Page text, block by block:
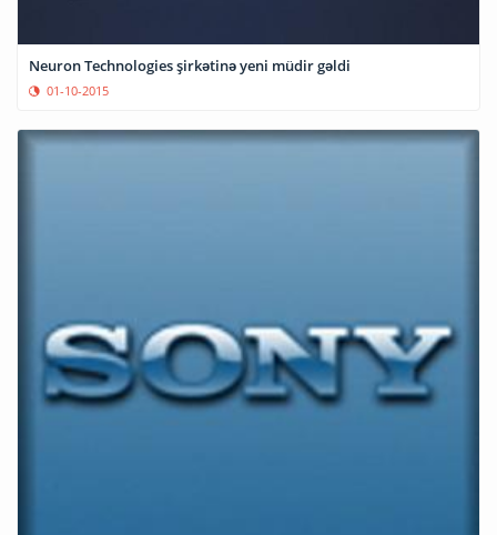
Neuron Technologies şirkətinə yeni müdir gəldi
01-10-2015